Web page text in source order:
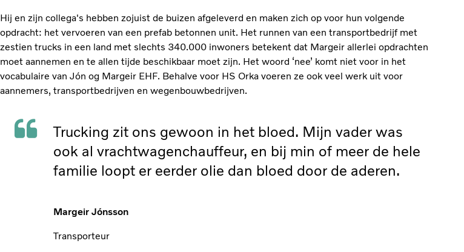
Hij en zijn collega's hebben zojuist de buizen afgeleverd en maken zich op voor hun volgende
opdracht: het vervoeren van een prefab betonnen unit. Het runnen van een transportbedrijf met
zestien trucks in een land met slechts 340.000 inwoners betekent dat Margeir allerlei opdrachten
moet aannemen en te allen tijde beschikbaar moet zijn. Het woord ‘nee’ komt niet voor in het
vocabulaire van Jón og Margeir EHF. Behalve voor HS Orka voeren ze ook veel werk uit voor
aannemers, transportbedrijven en wegenbouwbedrijven.
Trucking zit ons gewoon in het bloed. Mijn vader was
ook al vrachtwagenchauffeur, en bij min of meer de hele
familie loopt er eerder olie dan bloed door de aderen.
Margeir Jónsson
Transporteur